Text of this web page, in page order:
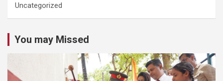
Uncategorized
You may Missed